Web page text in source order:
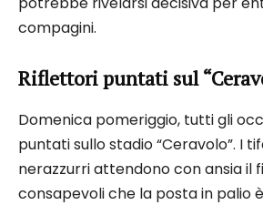
compagini.
Riflettori puntati sul
Domenica pomeriggio, tutti gli
puntati sullo stadio “Ceravolo”. I
nerazzurri attendono con ansia il
consapevoli che la posta in palio